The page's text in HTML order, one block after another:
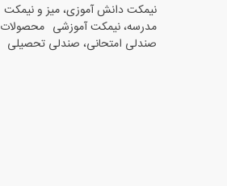
نیمکت دانش آموزی، میز و نیمکت
مدرسه، نیمکت آموزشی محصولات Nova
صندلی امتحانی، صندلی تحصیلی